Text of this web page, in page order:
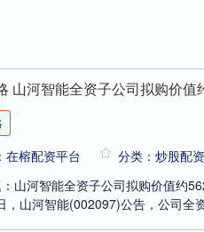
山河智能全资子公司拟购价值
在榕配资平台 分类：炒股配
：山河智能全资子公司拟购价值约
，山河智能(002097)公告，公司全